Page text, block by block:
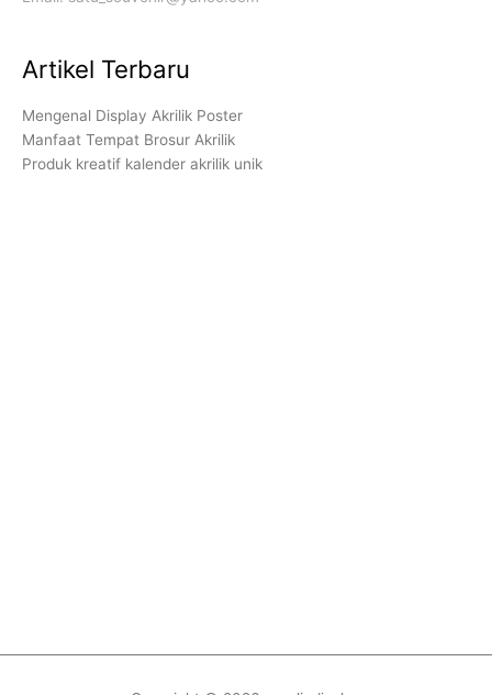
Artikel Terbaru
Mengenal Display Akrilik Poster
Manfaat Tempat Brosur Akrilik
Produk kreatif kalender akrilik unik